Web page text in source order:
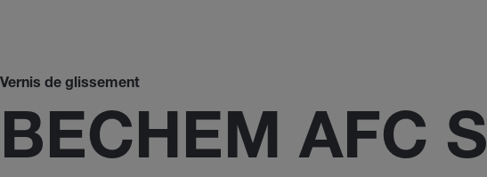
Vernis de glissement
BECHEM AFC